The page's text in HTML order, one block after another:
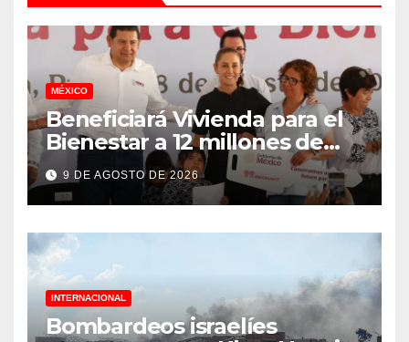
MÉXICO
Beneficiará Vivienda para el
Bienestar a 12 millones de
familias
9 DE AGOSTO DE 2026
INTERNACIONAL
Bombardeos israelíes